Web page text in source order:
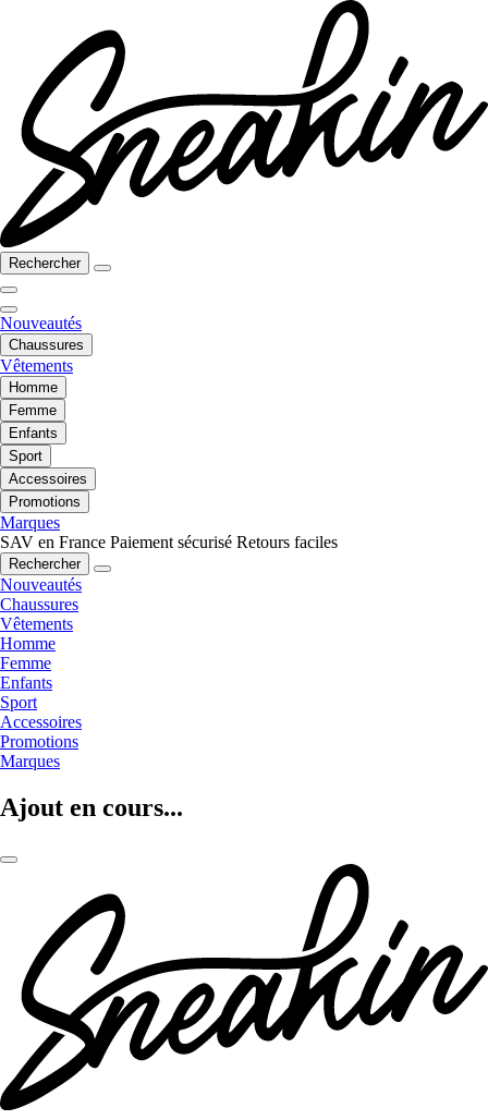
Rechercher
Nouveautés
Chaussures
Vêtements
Homme
Femme
Enfants
Sport
Accessoires
Promotions
Marques
SAV en France Paiement sécurisé Retours faciles
Rechercher
Nouveautés
Chaussures
Vêtements
Homme
Femme
Enfants
Sport
Accessoires
Promotions
Marques
Ajout en cours...